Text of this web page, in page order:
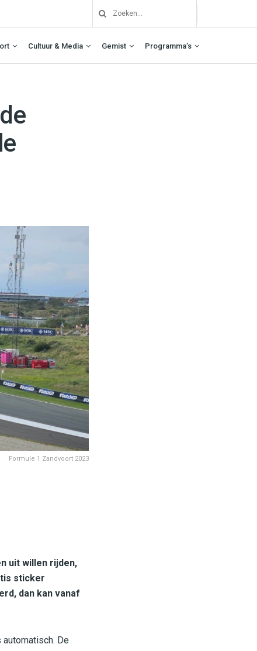
Cultuur & Media Gemist Programma’s
Formule 1 Zandvoort 2023
uit willen rijden,
sticker
dan kan vanaf
De